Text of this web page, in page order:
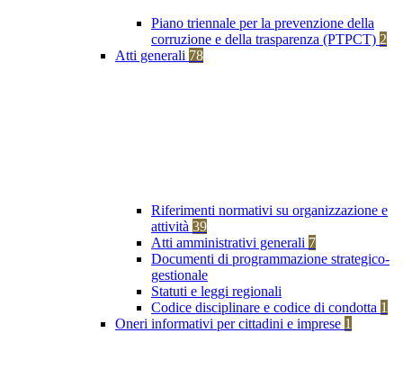
Piano triennale per la prevenzione della
corruzione e della trasparenza (PTPCT) 2
Atti generali 78
Riferimenti normativi su organizzazione e
attività 39
Atti amministrativi generali 7
Documenti di programmazione strategico-
gestionale
Statuti e leggi regionali
Codice disciplinare e codice di condotta 1
Oneri informativi per cittadini e imprese 1